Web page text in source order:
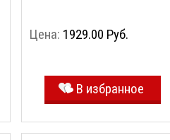
Цена: 1929.00 Руб.
В избранное